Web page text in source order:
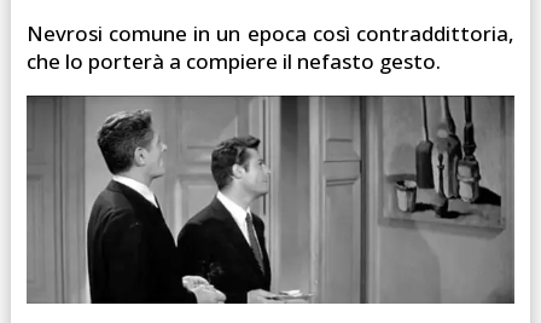
Nevrosi comune in un epoca così contraddittoria,
che lo porterà a compiere il nefasto gesto.